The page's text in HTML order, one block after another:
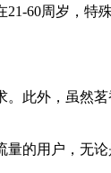
60周岁，特
此外，虽然
的用户，无论